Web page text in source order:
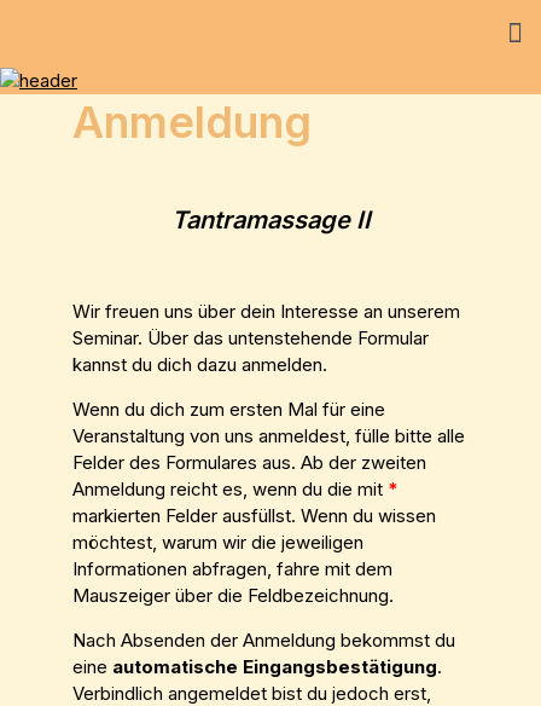
Anmeldung
Tantramassage II
Wir freuen uns über dein Interesse an unserem
Seminar. Über das untenstehende Formular
kannst du dich dazu anmelden.
Wenn du dich zum ersten Mal für eine
Veranstaltung von uns anmeldest, fülle bitte alle
Felder des Formulares aus. Ab der zweiten
Anmeldung reicht es, wenn du die mit *
markierten Felder ausfüllst. Wenn du wissen
möchtest, warum wir die jeweiligen
Informationen abfragen, fahre mit dem
Mauszeiger über die Feldbezeichnung.
Nach Absenden der Anmeldung bekommst du
eine automatische Eingangsbestätigung.
Verbindlich angemeldet bist du jedoch erst,